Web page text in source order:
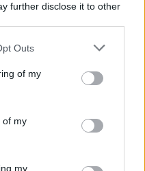
further disclose it to other
Outs
of my
of my
my
de refeições de centro
e Económica (ASAE)